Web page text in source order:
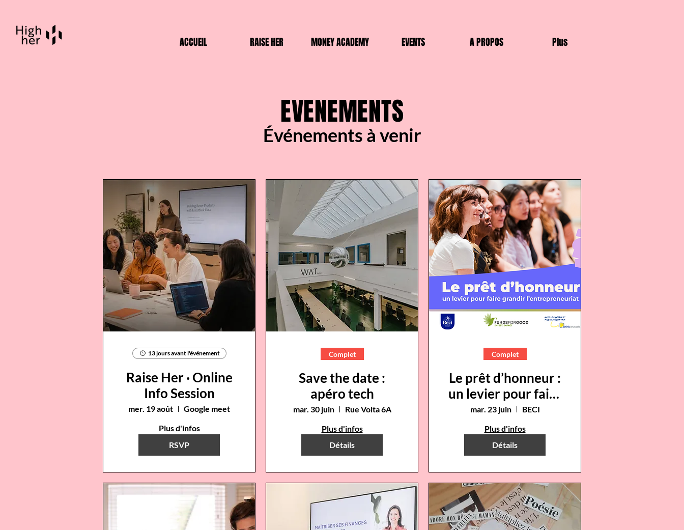
ACCUEIL RAISE HER MONEY ACADEMY EVENTS A PROPOS Plus
EVENEMENTS
Événements à venir
13 jours avant l'événement
Raise Her · Online
Info Session
mer. 19 août
Google meet
Plus d'infos
RSVP
Complet
Save the date :
apéro tech
mar. 30 juin
Rue Volta 6A
Plus d'infos
Détails
Complet
Le prêt d’honneur :
un levier pour faire
grandir
l’entrepreneuriat
mar. 23 juin
BECI
Plus d'infos
Détails